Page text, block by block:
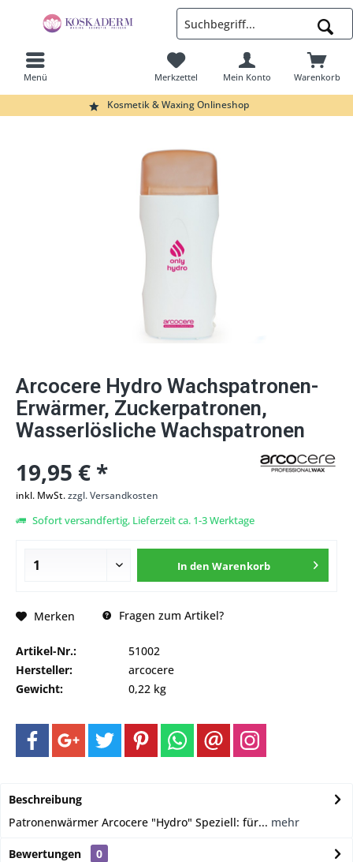
Kosmetik & Waxing Onlineshop
Menü Warenkorb
Merkzettel Mein Konto
Arcocere Hydro Wachspatronen-
Erwärmer, Zuckerpatronen,
Wasserlösliche Wachspatronen
19,95 € *
inkl. MwSt.zzgl. Versandkosten
Sofort versandfertig, Lieferzeit ca. 1-3 Werktage
In den Warenkorb
Merken Fragen zum Artikel?
Artikel-Nr.:
51002
Hersteller:
arcocere
Gewicht:
0,22 kg
Beschreibung
Patronenwärmer Arcocere "Hydro" Speziell: für... mehr
Bewertungen
0